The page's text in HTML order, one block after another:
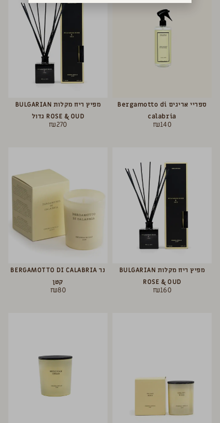
ספריי אריגים Bergamotto di
calabria
₪140
מפיץ ריח מקלות BULGARIAN
ROSE & OUD גדול
₪270
מפיץ ריח מקלות BULGARIAN
ROSE & OUD
₪160
נר BERGAMOTTO DI CALABRIA
קטן
₪80